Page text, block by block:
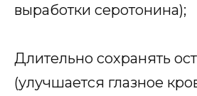
выработки серотонина);
Длительно сохранять
(улучшается глазное